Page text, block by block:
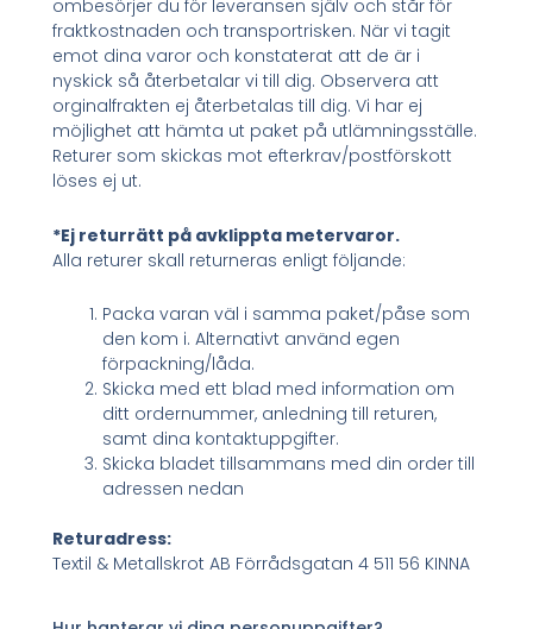
ombesörjer du för leveransen själv och står för
fraktkostnaden och transportrisken. När vi tagit
emot dina varor och konstaterat att de är i
nyskick så återbetalar vi till dig. Observera att
orginalfrakten ej återbetalas till dig. Vi har ej
möjlighet att hämta ut paket på utlämningsställe.
Returer som skickas mot efterkrav/postförskott
löses ej ut.
*Ej returrätt på avklippta metervaror.
Alla returer skall returneras enligt följande:
Packa varan väl i samma paket/påse som
den kom i. Alternativt använd egen
förpackning/låda.
Skicka med ett blad med information om
ditt ordernummer, anledning till returen,
samt dina kontaktuppgifter.
Skicka bladet tillsammans med din order till
adressen nedan
Returadress:
Textil & Metallskrot AB Förrådsgatan 4 511 56 KINNA